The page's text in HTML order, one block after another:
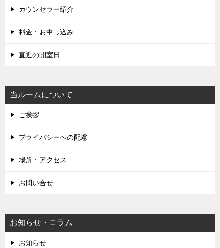
カウンセラー紹介
料金・お申し込み
直近の開室日
当ルームについて
ご挨拶
プライバシーへの配慮
場所・アクセス
お問い合せ
お知らせ・コラム
お知らせ